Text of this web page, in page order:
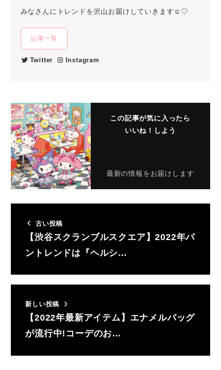
みなさんにトレンドを沢山お届けしていきます☺︎♡
記事一覧
Twitter Instagram
この記事が気に入ったら
いいね！しよう
最新の情報をお届けします
古い投稿
【渋谷スクランブルスクエア】2022年パ
ントレンドは『ヘルシ…
新しい投稿
【2022年最新アイテム】エナメルバッグ
が流行中!コーデのお…